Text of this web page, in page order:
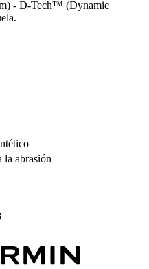
- D-Tech™ (Dynamic
la abrasión